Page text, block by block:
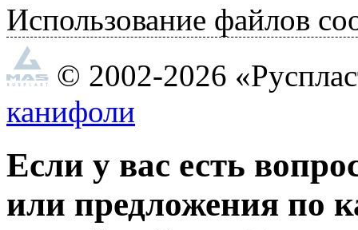
Использование файлов
© 2002-2026
канифоли
Если у вас есть
или предложения по